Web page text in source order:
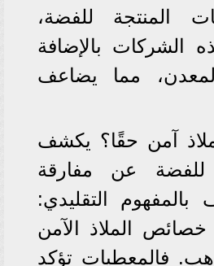
المنتجة للفضة،
الشركات بالإضافة
مما يضاعف
آمن حقًا؟ يكشف
للفضة عن مفارقة
التقليدي:
الملاذ الآمن
فالمعطيات تؤكد